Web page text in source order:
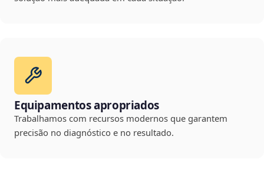
Equipamentos apropriados
Trabalhamos com recursos modernos que garantem
precisão no diagnóstico e no resultado.